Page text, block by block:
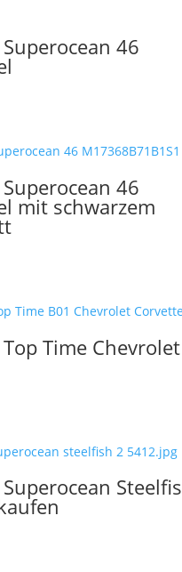
46
46
mit schwarzem
Time Chevrolet